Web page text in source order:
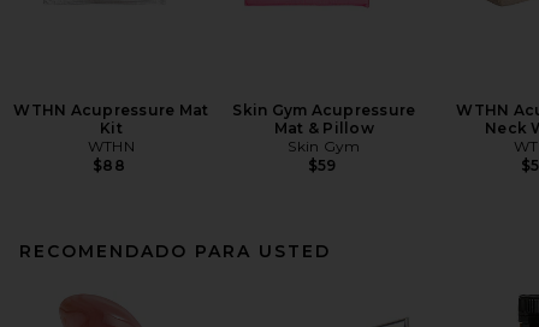
WTHN Acupressure Mat
Kit
WTHN
$88
Skin Gym Acupressure
Mat & Pillow
Skin Gym
$59
WTHN
Neck
RECOMENDADO PARA USTED